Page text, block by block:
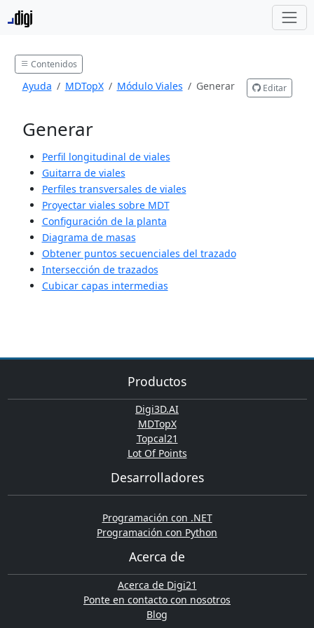
Contenidos
Ayuda MDTopX Módulo Viales Generar Editar
Generar
Perfil longitudinal de viales
Guitarra de viales
Perfiles transversales de viales
Proyectar viales sobre MDT
Configuración de la planta
Diagrama de masas
Obtener puntos secuenciales del trazado
Intersección de trazados
Cubicar capas intermedias
Productos
Digi3D.AI
MDTopX
Topcal21
Lot Of Points
Desarrolladores
Programación con .NET
Programación con Python
Acerca de
Acerca de Digi21
Ponte en contacto con nosotros
Blog